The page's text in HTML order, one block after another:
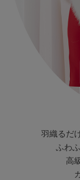
羽織るだ
ふわ
高